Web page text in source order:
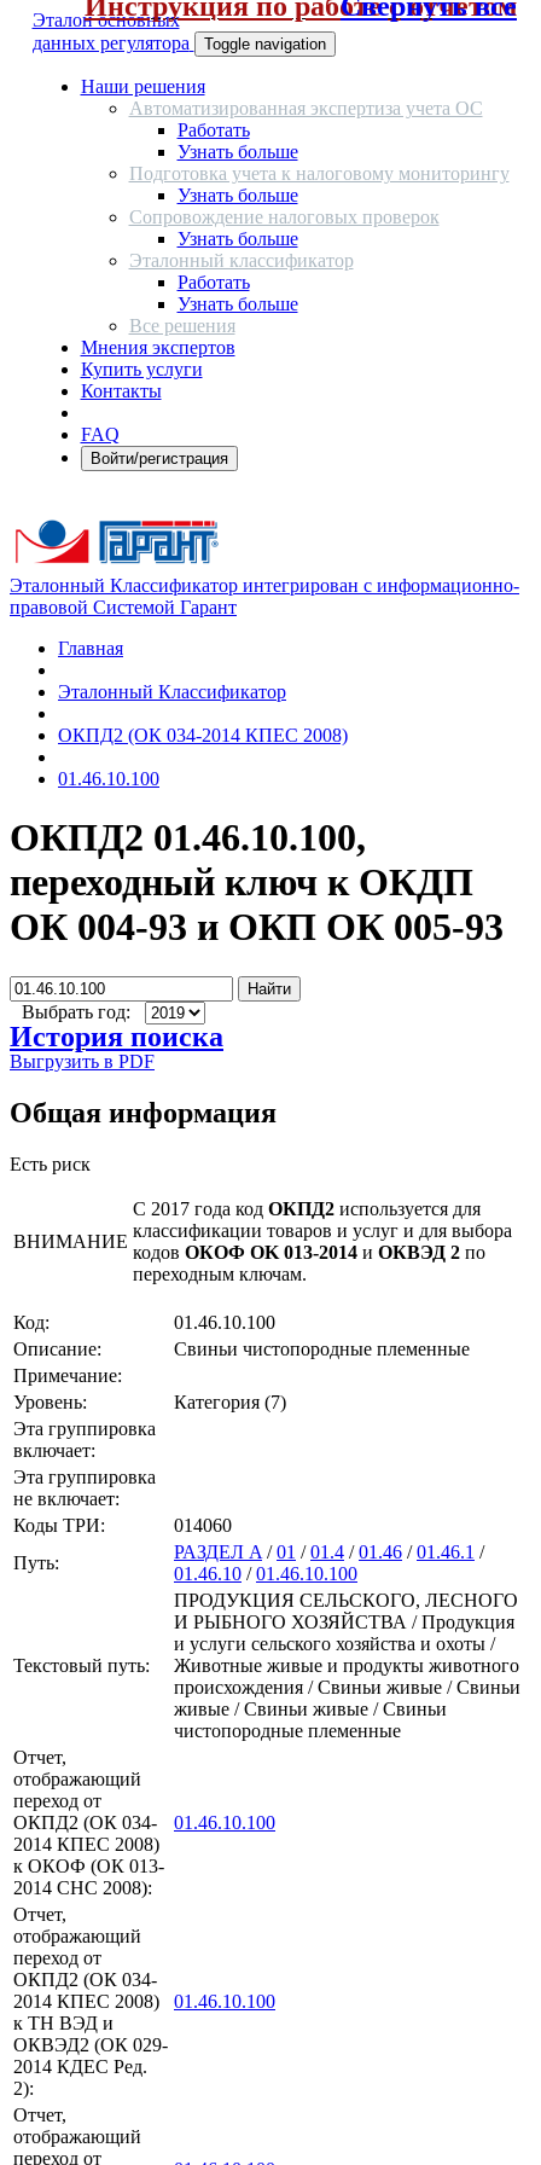
Эталон основных
данных регулятора
Toggle navigation
Наши решения
Автоматизированная экспертиза учета ОС
Работать
Узнать больше
Подготовка учета к налоговому мониторингу
Узнать больше
Сопровождение налоговых проверок
Узнать больше
Эталонный классификатор
Работать
Узнать больше
Все решения
Мнения экспертов
Купить услуги
Контакты
FAQ
Войти/регистрация
Эталонный Классификатор интегрирован с информационно-
правовой Системой Гарант
Главная
Эталонный Классификатор
ОКПД2 (ОК 034-2014 КПЕС 2008)
01.46.10.100
ОКПД2 01.46.10.100,
переходный ключ к ОКДП
ОК 004-93 и ОКП ОК 005-93
Найти
Выбрать год:
История поиска
Выгрузить в PDF
Общая информация
Есть риск
ВНИМАНИЕ
С 2017 года код ОКПД2 используется для
классификации товаров и услуг и для выбора
кодов ОКОФ OK 013-2014 и ОКВЭД 2 по
переходным ключам.
Код:
01.46.10.100
Описание:
Свиньи чистопородные племенные
Примечание:
Уровень:
Категория (7)
Эта группировка
включает:
Эта группировка
не включает:
Коды ТРИ:
014060
Путь:
РАЗДЕЛ A /01 /01.4 /01.46 /01.46.1 /
01.46.10 /01.46.10.100
Текстовый путь:
ПРОДУКЦИЯ СЕЛЬСКОГО, ЛЕСНОГО
И РЫБНОГО ХОЗЯЙСТВА / Продукция
и услуги сельского хозяйства и охоты /
Животные живые и продукты животного
происхождения / Свиньи живые / Свиньи
живые / Свиньи живые / Свиньи
чистопородные племенные
Отчет,
отображающий
переход от
ОКПД2 (ОК 034-
2014 КПЕС 2008)
к ОКОФ (ОК 013-
2014 СНС 2008):
01.46.10.100
Отчет,
отображающий
переход от
ОКПД2 (ОК 034-
2014 КПЕС 2008)
к ТН ВЭД и
ОКВЭД2 (ОК 029-
2014 КДЕС Ред.
2):
01.46.10.100
Отчет,
отображающий
переход от